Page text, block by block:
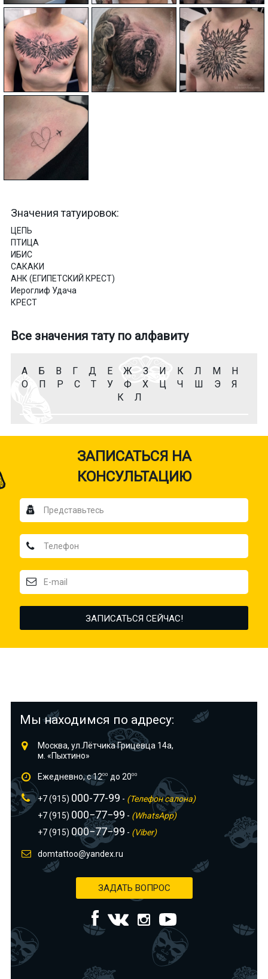
Значения татуировок:
ЦЕПЬ
ПТИЦА
ИБИС
САКАКИ
АНК (ЕГИПЕТСКИЙ КРЕСТ)
Иероглиф Удача
КРЕСТ
Все значения тату по алфавиту
А Б В Г Д Е Ж З И К Л М
Н
О
П Р С Т У Ф Х Ц Ч Ш Э
Я
К
Л
ЗАПИСАТЬСЯ НА
КОНСУЛЬТАЦИЮ
Мы находимся по адресу:
Москва, ул.Лётчика Грицевца 14а,
м. «Пыхтино»
Ежедневно, с 1200 до 2000
+7 (915) 000-77-99 - (Телефон салона)
+7 (915) 000−77−99 - (WhatsApp)
+7 (915) 000−77−99 - (Viber)
domtattoo@yandex.ru
ЗАДАТЬ ВОПРОС